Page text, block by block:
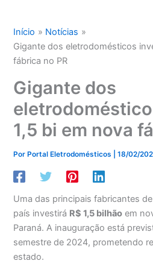
Início
Notícias
Gigante dos eletrodomésticos
fábrica no PR
Gigante dos
1,5 bi em nova
PorPortal Eletrodomésticos |18/02/
Uma das principais fabricantes
país investirá R$ 1,5 bilhão em
Paraná. A inauguração está
semestre de 2024, prometendo
estado.